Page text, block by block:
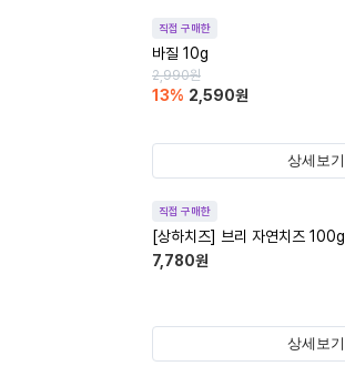
직접 구매한
바질 10g
2,990원
13% 2,590원
상세보기
직접 구매한
[상하치즈] 브리 자연치즈 100g
7,780원
상세보기